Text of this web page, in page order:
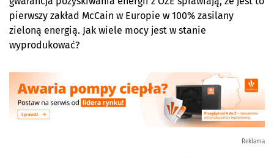
pierwszy zakład McCain w Europie w 100% zasilany
zieloną energią. Jak wiele mocy jest w stanie
wyprodukować?
Reklama